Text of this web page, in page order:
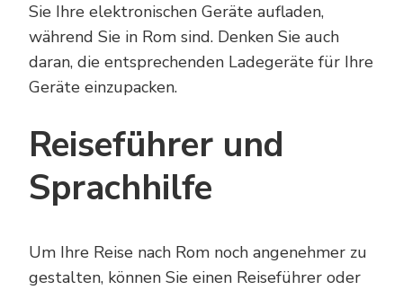
Sie Ihre elektronischen Geräte aufladen,
während Sie in Rom sind. Denken Sie auch
daran, die entsprechenden Ladegeräte für Ihre
Geräte einzupacken.
Reiseführer und
Sprachhilfe
Um Ihre Reise nach Rom noch angenehmer zu
gestalten, können Sie einen Reiseführer oder